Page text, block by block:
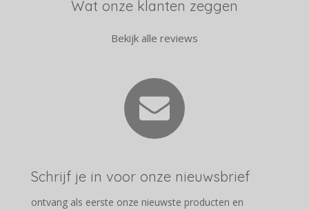
Wat onze klanten zeggen
Bekijk alle reviews
Schrijf je in voor onze nieuwsbrief
ontvang als eerste onze nieuwste producten en